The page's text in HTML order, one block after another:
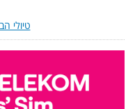
טיולי